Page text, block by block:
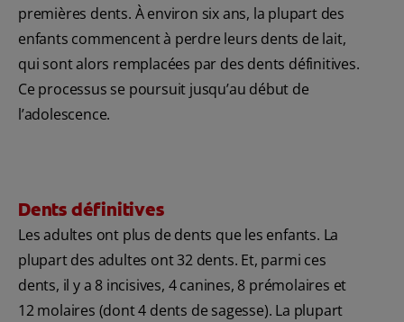
premières dents. À environ six ans, la plupart des
enfants commencent à perdre leurs dents de lait,
qui sont alors remplacées par des dents définitives.
Ce processus se poursuit jusqu’au début de
l’adolescence.
Dents définitives
Les adultes ont plus de dents que les enfants. La
plupart des adultes ont 32 dents. Et, parmi ces
dents, il y a 8 incisives, 4 canines, 8 prémolaires et
12 molaires (dont 4 dents de sagesse). La plupart